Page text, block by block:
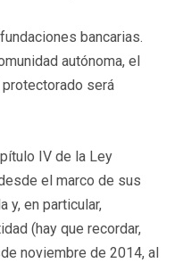
bancarias.
autónoma, el
será
IV de la Ley
el marco de sus
y, en particular,
(hay que recordar,
noviembre de 2014, al